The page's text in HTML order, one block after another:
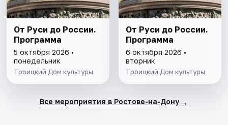
От Руси до России.
Программа
5 октября 2026 •
понедельник
Троицкий Дом культуры
От Руси до России.
Программа
6 октября 2026 •
вторник
Троицкий Дом культуры
Все мероприятия в Ростове-на-Дону→